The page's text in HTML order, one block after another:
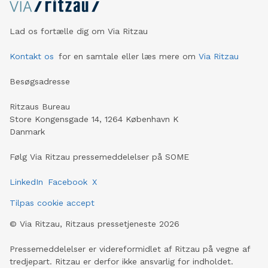
Lad os fortælle dig om Via Ritzau
Kontakt os for en samtale eller læs mere om Via Ritzau
Besøgsadresse
Ritzaus Bureau
Store Kongensgade 14, 1264 København K
Danmark
Følg Via Ritzau pressemeddelelser på SOME
LinkedIn Facebook X
Tilpas cookie accept
© Via Ritzau, Ritzaus pressetjeneste 2026
Pressemeddelelser er videreformidlet af Ritzau på vegne af
tredjepart. Ritzau er derfor ikke ansvarlig for indholdet.